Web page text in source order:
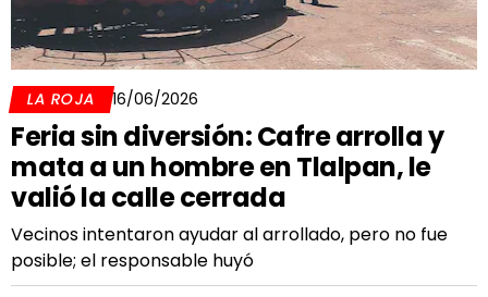
LA ROJA 16/06/2026
Feria sin diversión: Cafre arrolla y
mata a un hombre en Tlalpan, le
valió la calle cerrada
Vecinos intentaron ayudar al arrollado, pero no fue
posible; el responsable huyó